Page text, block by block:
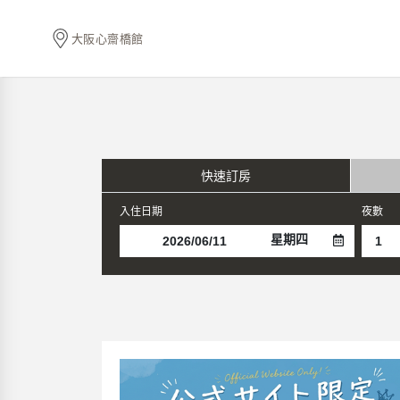
大阪心齋橋館
快速訂房
入住日期
星期四
夜數